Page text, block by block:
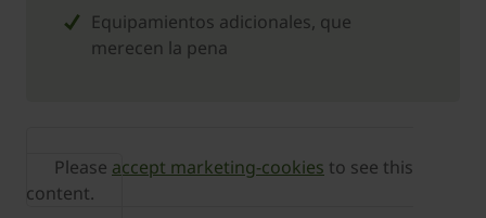
Equipamientos adicionales, que
merecen la pena
Please accept marketing-cookies to see this
content.